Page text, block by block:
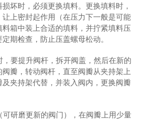
坏时，必须更换填料。更换填料时，
上密封起作用（在压力下一般是可能
箱中装上合适的填料，并拧紧填料压
期检查，防止压盖螺母松动。
要提升阀杆，拆开阀盖，然后在新的
瓣，转动阀杆，直至阀瓣从夹持架上
夹持架代替，并装入阀内，更换阀瓣
研磨更新的阀门），在阀瓣上用少量